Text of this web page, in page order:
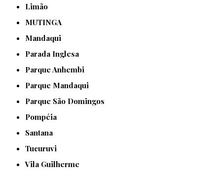
Limão
MUTINGA
Mandaqui
Parada Inglesa
Parque Anhembi
Parque Mandaqui
Parque São Domingos
Pompéia
Santana
Tucuruvi
Vila Guilherme